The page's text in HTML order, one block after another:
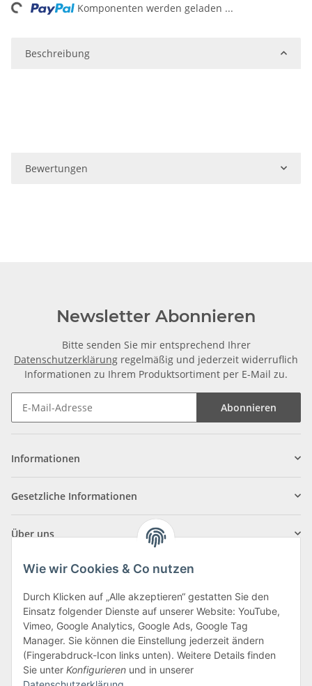
Loading... Komponenten werden geladen ...
Beschreibung
Bewertungen
Newsletter Abonnieren
Bitte senden Sie mir entsprechend Ihrer
Datenschutzerklärung regelmäßig und jederzeit widerruflich
Informationen zu Ihrem Produktsortiment per E-Mail zu.
Abonnieren
Informationen
Gesetzliche Informationen
Über uns
Klagenfurter Straße 29
9556 Liebenfels
Montag bis Donnerstag: 8:00 bis 16:30 Uhr
Freitag: 8:00 bis 12:00 Uhr
Wie wir Cookies & Co nutzen
Durch Klicken auf „Alle akzeptieren“ gestatten Sie den
Einsatz folgender Dienste auf unserer Website: YouTube,
Vimeo, Google Analytics, Google Ads, Google Tag
Manager. Sie können die Einstellung jederzeit ändern
(Fingerabdruck-Icon links unten). Weitere Details finden
Sie unter Konfigurieren und in unserer